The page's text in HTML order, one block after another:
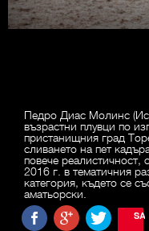
Педро Диас Молинс
възрастни плувци по
пристанищния град
сливането на пет
повече
2016 г. в тематичния
категория, където се
аматьорски.